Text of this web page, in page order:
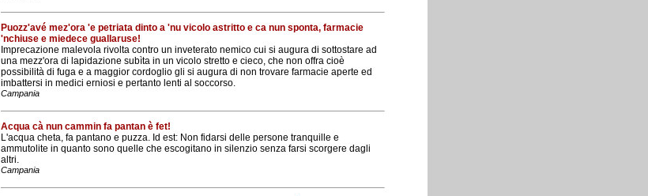
Puozz'avé mez'ora 'e petriata dinto a 'nu vicolo astritto e ca nun sponta, farmacie
'nchiuse e miedece guallaruse!
Imprecazione malevola rivolta contro un inveterato nemico cui si augura di sottostare ad
una mezz'ora di lapidazione subìta in un vicolo stretto e cieco, che non offra cioè
possibilità di fuga e a maggior cordoglio gli si augura di non trovare farmacie aperte ed
imbattersi in medici erniosi e pertanto lenti al soccorso.
Campania
Acqua cà nun cammin fa pantan è fet!
L'acqua cheta, fa pantano e puzza. Id est: Non fidarsi delle persone tranquille e
ammutolite in quanto sono quelle che escogitano in silenzio senza farsi scorgere dagli
altri.
Campania